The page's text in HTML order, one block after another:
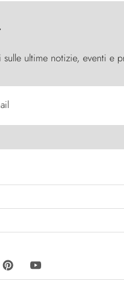
sulle ultime notizie, eventi e